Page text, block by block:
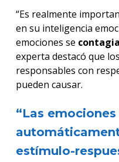
“Es realmente
en su inteligencia
emociones se
experta destacó que
responsables con
pueden causar.
“Las
estímulo-